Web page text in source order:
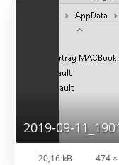
2019-09-
20,16 kB 474